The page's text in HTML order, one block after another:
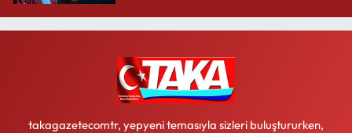
takagazetecomtr, yepyeni temasıyla sizleri buluştururken,